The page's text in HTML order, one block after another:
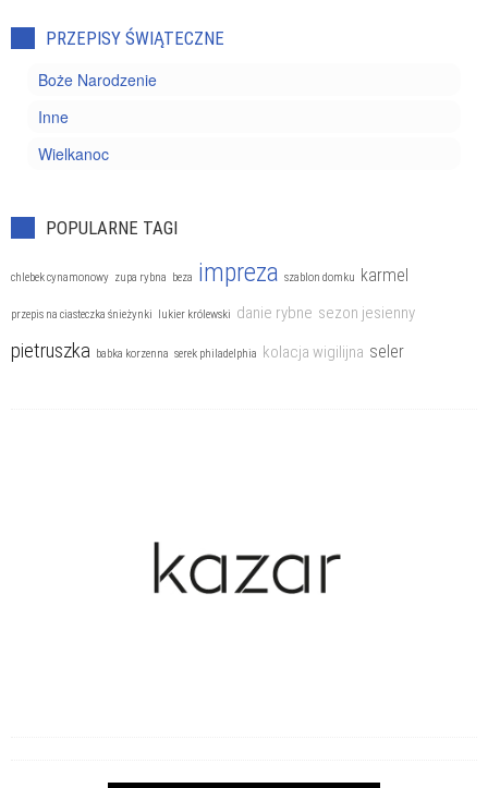
PRZEPISY ŚWIĄTECZNE
Boże Narodzenie
Inne
Wielkanoc
POPULARNE TAGI
chlebek cynamonowy zupa rybna beza impreza szablon domku karmel
przepis na ciasteczka śnieżynki lukier królewski danie rybne sezon jesienny
pietruszka babka korzenna serek philadelphia kolacja wigilijna seler